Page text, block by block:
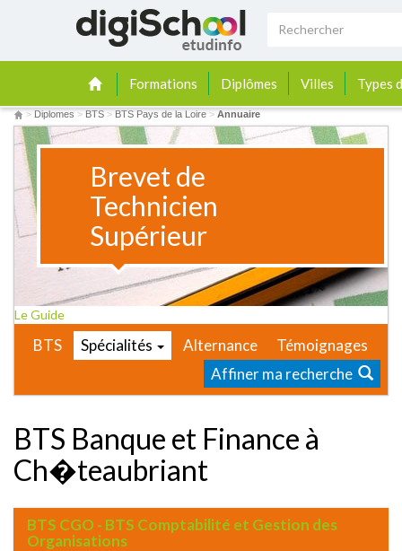
Formations Diplômes Villes Types
> Diplomes > BTS > BTS Pays de la Loire > Annuaire
Brevet de
Technicien
Supérieur
Le Guide
BTS Spécialités Alternance
Témoignages
Affiner ma recherche
BTS Banque et Finance à
Ch�teaubriant
BTS CGO - BTS Comptabilité et Gestion des
Organisations